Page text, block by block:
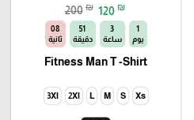
200 ₪ 120 ₪
1
يوم
3
ساعة
51
دقيقة
06
ثانية
Fitness Man T -Shirt
Xs
S
M
L
2Xl
3Xl